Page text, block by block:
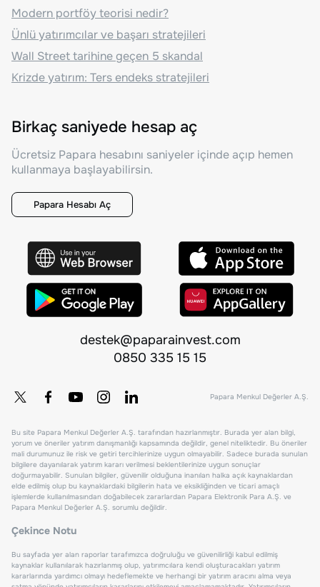
Modern portföy teorisi nedir?
Ünlü yatırımcılar ve başarı stratejileri
Wall Street tarihine geçen 5 skandal
Krizde yatırım: Ters endeks stratejileri
Birkaç saniyede hesap aç
Ücretsiz Papara hesabını saniyeler içinde açıp hemen
kullanmaya başlayabilirsin.
Papara Hesabı Aç
destek@paparainvest.com
0850 335 15 15
Papara Menkul Değerler A.Ş.
Bu site Papara Menkul Değerler A.Ş. tarafından hazırlanmıştır. Burada yer alan bilgi,
yorum ve öneriler yatırım danışmanlığı kapsamında değildir, genel niteliktedir. Bu öneriler
mali durumunuz ile risk ve getiri tercihlerinize uygun olmayabilir. Sadece burada sunulan
bilgilere dayanılarak yatırım kararı verilmesi beklentilerinize uygun sonuçlar
doğurmayabilir. Sunulan bilgiler, güvenilir olduğuna inanılan halka açık kaynaklardan
elde edilmiş olup bu kaynaklardaki bilgilerin hata ve eksikliğinden ve ticari amaçlı
işlemlerde kullanılmasından doğabilecek zararlardan Papara Elektronik Para A.Ş. ve
Papara Menkul Değerler A.Ş. sorumlu değildir.
Çekince Notu
Bu sayfada yer alan raporlar tarafımızca doğruluğu ve güvenilirliği kabul edilmiş
kaynaklar kullanılarak hazırlanmış olup, yatırımcılara kendi oluşturacakları yatırım
kararlarında yardımcı olmayı hedeflemekte ve herhangi bir yatırım aracını alma veya